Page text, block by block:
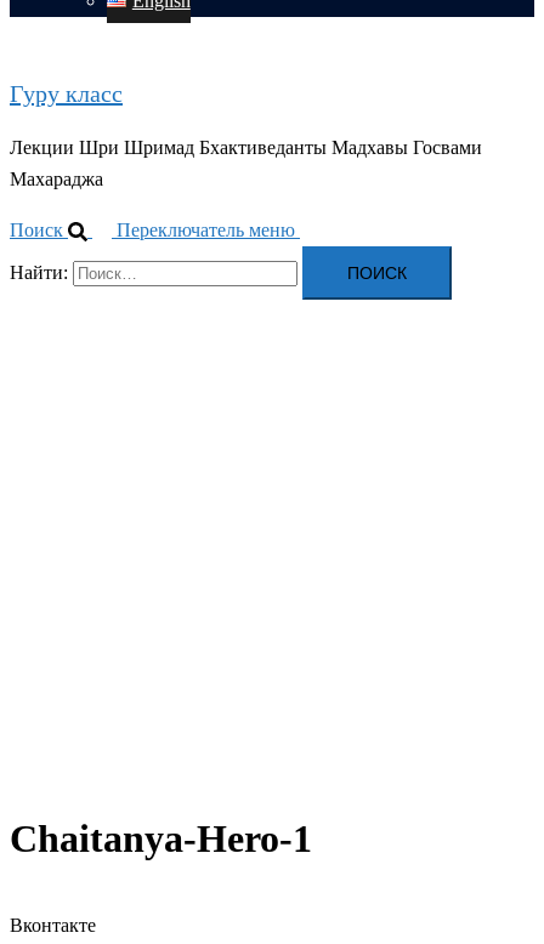
Гуру класс
Лекции Шри Шримад Бхактиведанты Мадхавы Госвами
Махараджа
Поиск Переключатель меню
Найти:
Chaitanya-Hero-1
Вконтакте